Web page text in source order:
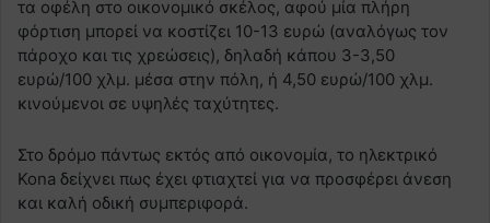
τα οφέλη στο οικονομικό σκέλος, αφού μία πλήρη
φόρτιση μπορεί να κοστίζει 10-13 ευρώ (αναλόγως τον
πάροχο και τις χρεώσεις), δηλαδή κάπου 3-3,50
ευρώ/100 χλμ. μέσα στην πόλη, ή 4,50 ευρώ/100 χλμ.
κινούμενοι σε υψηλές ταχύτητες.
Στο δρόμο πάντως εκτός από οικονομία, το ηλεκτρικό
Kona δείχνει πως έχει φτιαχτεί για να προσφέρει άνεση
και καλή οδική συμπεριφορά.